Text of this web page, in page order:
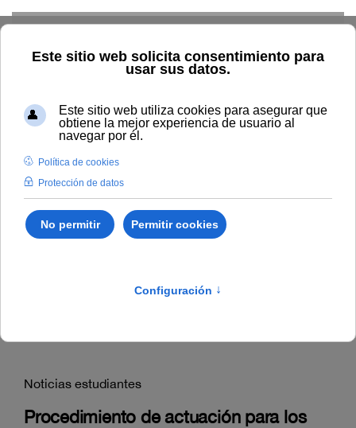
Inicio Vida universitaria Noticias de estudiantes
Noticias de estudiantes
Programa de prácticas de PhotoAiD
Noticias estudiantes
Procedimiento de actuación para los